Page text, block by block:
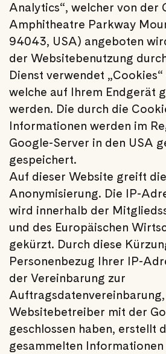
Analytics“, welcher von der
Amphitheatre Parkway
94043, USA) angeboten
der Websitebenutzung
Dienst verwendet
welche auf Ihrem Endgerät
werden. Die durch die
Informationen werden im
Google-Server in den USA
gespeichert.
Auf dieser Website greift
Anonymisierung. Die IP-
wird innerhalb der
und des Europäischen
gekürzt. Durch diese
Personenbezug Ihrer IP-
der Vereinbarung zur
Websitebetreiber mit der
geschlossen haben, erstellt
gesammelten